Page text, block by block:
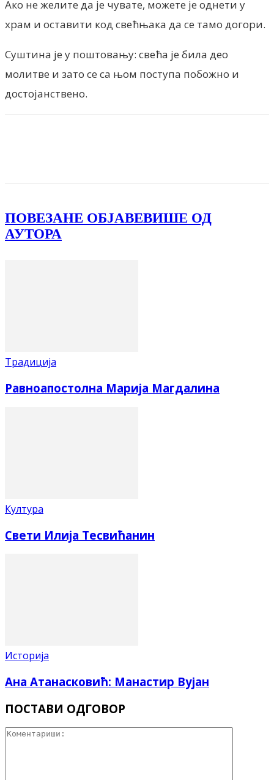
Ако не желите да је чувате, можете је однети у
храм и оставити код свећњака да се тамо догори.
Суштина је у поштовању: свећа је била део
молитве и зато се са њом поступа побожно и
достојанствено.
ПОВЕЗАНЕ ОБЈАВЕВИШЕ ОД
АУТОРА
Традиција
Равноапостолна Марија Магдалина
Култура
Свети Илија Тесвићанин
Историја
Ана Атанасковић: Манастир Вујан
ПОСТАВИ ОДГОВОР